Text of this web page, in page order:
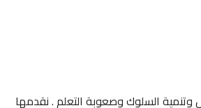
السلوك وصعوبة التعلم . نقدمها